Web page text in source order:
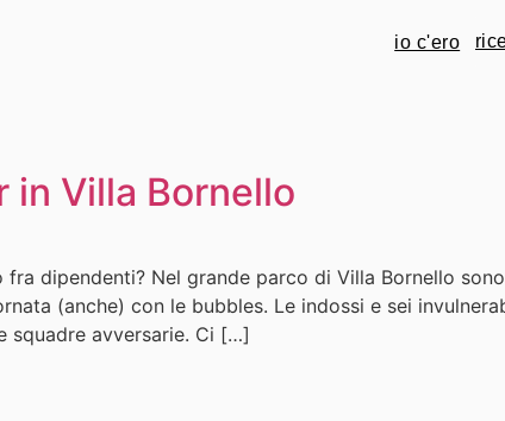
io c'ero
in Villa Bornello
dipendenti? Nel grande parco di Villa Bornello
(anche) con le bubbles. Le indossi e sei
squadre avversarie. Ci […]